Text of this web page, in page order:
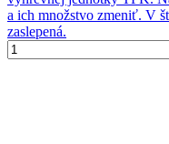
a ich množstvo zmeniť. V
zaslepená.